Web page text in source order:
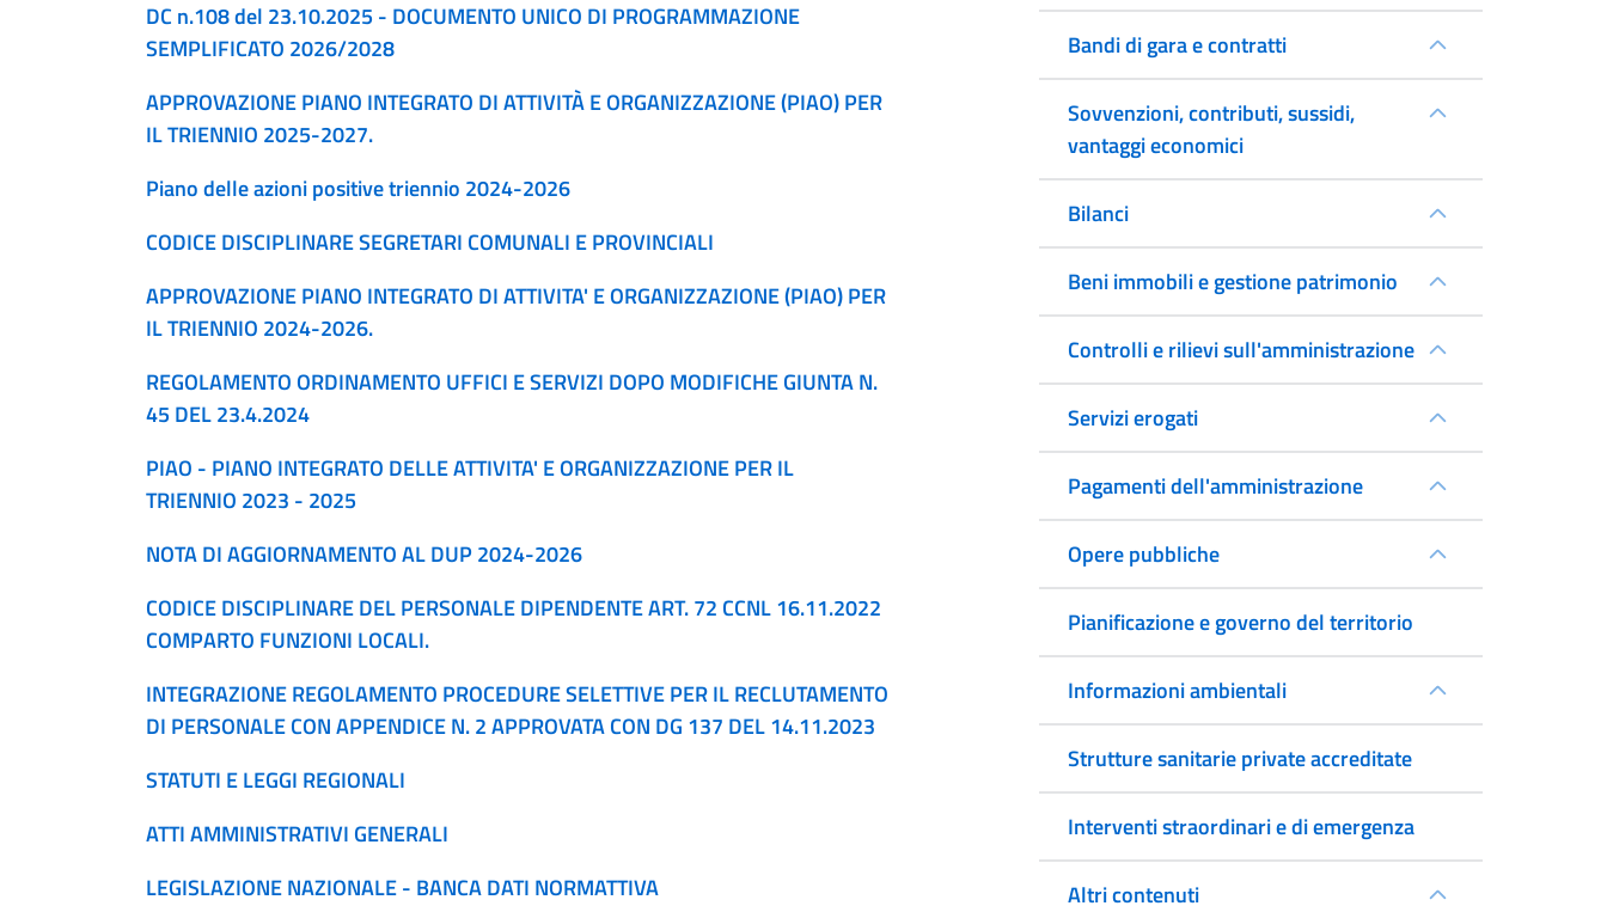
DC n.108 del 23.10.2025 - DOCUMENTO UNICO DI PROGRAMMAZIONE
SEMPLIFICATO 2026/2028
APPROVAZIONE PIANO INTEGRATO DI ATTIVITÀ E ORGANIZZAZIONE (PIAO) PER
IL TRIENNIO 2025-2027.
Piano delle azioni positive triennio 2024-2026
CODICE DISCIPLINARE SEGRETARI COMUNALI E PROVINCIALI
APPROVAZIONE PIANO INTEGRATO DI ATTIVITA' E ORGANIZZAZIONE (PIAO) PER
IL TRIENNIO 2024-2026.
REGOLAMENTO ORDINAMENTO UFFICI E SERVIZI DOPO MODIFICHE GIUNTA N.
45 DEL 23.4.2024
PIAO - PIANO INTEGRATO DELLE ATTIVITA' E ORGANIZZAZIONE PER IL
TRIENNIO 2023 - 2025
NOTA DI AGGIORNAMENTO AL DUP 2024-2026
CODICE DISCIPLINARE DEL PERSONALE DIPENDENTE ART. 72 CCNL 16.11.2022
COMPARTO FUNZIONI LOCALI.
INTEGRAZIONE REGOLAMENTO PROCEDURE SELETTIVE PER IL RECLUTAMENTO
DI PERSONALE CON APPENDICE N. 2 APPROVATA CON DG 137 DEL 14.11.2023
STATUTI E LEGGI REGIONALI
ATTI AMMINISTRATIVI GENERALI
LEGISLAZIONE NAZIONALE - BANCA DATI NORMATTIVA
Bandi di gara e contratti
Sovvenzioni, contributi, sussidi,
vantaggi economici
Bilanci
Beni immobili e gestione patrimonio
Controlli e rilievi sull'amministrazione
Servizi erogati
Pagamenti dell'amministrazione
Opere pubbliche
Pianificazione e governo del territorio
Informazioni ambientali
Strutture sanitarie private accreditate
Interventi straordinari e di emergenza
Altri contenuti